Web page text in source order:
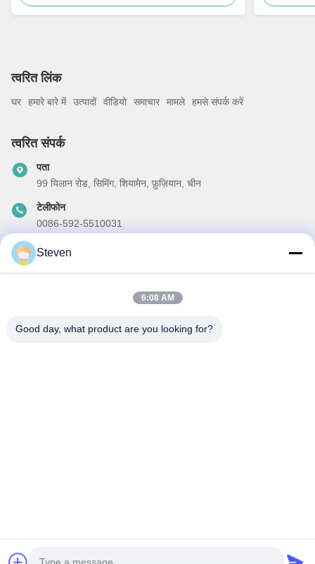
त्वरित लिंक
घर हमारे बारे में उत्पादों वीडियो समाचार मामले हमसे संपर्क करें
त्वरित संपर्क
पता
99 यिलान रोड, सिमिंग, शियामेन, फ़ुज़ियान, चीन
टेलीफोन
0086-592-5510031
ईमेल
हमारा समाचार पत्र
कॉपीराइट © 2021-2026 Xiamen Winley Electric Co.,Ltd . सर्वाधिकार सुरक्षित।
Steven
6:08 AM
Good day, what product are you looking for?